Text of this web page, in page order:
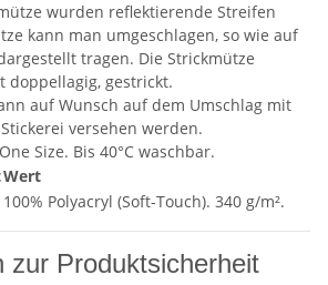
wurden reflektierende Streifen
kann man umgeschlagen, so wie auf
tragen. Die Strickmütze
doppellagig, gestrickt.
auf Wunsch auf dem Umschlag mit
versehen werden.
Size. Bis 40°C waschbar.
Wert
100% Polyacryl (Soft-Touch). 340 g/m².
zur Produktsicherheit